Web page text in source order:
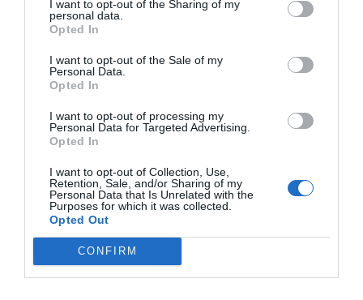
I want to opt-out of the Sharing of my
personal data.
Opted In
I want to opt-out of the Sale of my
Personal Data.
Opted In
I want to opt-out of processing my
Personal Data for Targeted Advertising.
Opted In
I want to opt-out of Collection, Use,
Retention, Sale, and/or Sharing of my
Personal Data that Is Unrelated with the
Purposes for which it was collected.
Opted Out
CONFIRM